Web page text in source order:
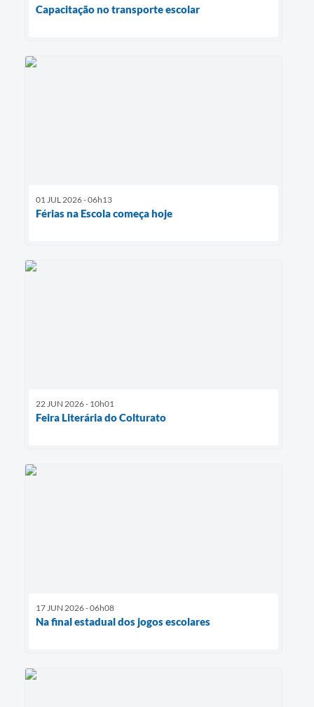
Capacitação no transporte escolar
01 JUL 2026 - 06h13
Férias na Escola começa hoje
22 JUN 2026 - 10h01
Feira Literária do Colturato
17 JUN 2026 - 06h08
Na final estadual dos jogos escolares